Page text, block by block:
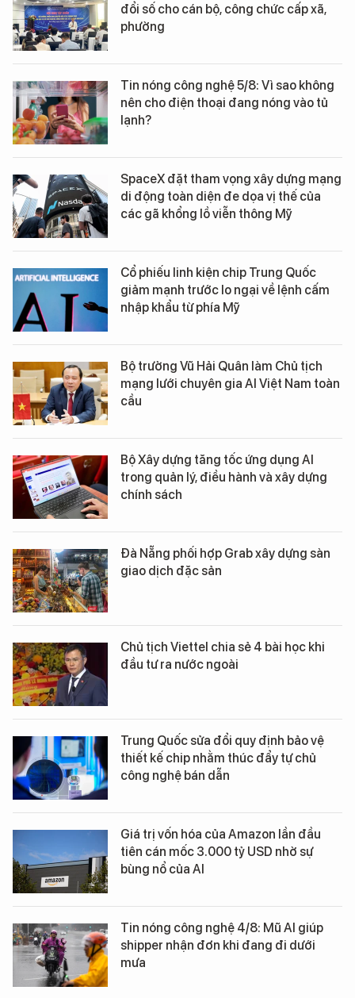
đổi số cho cán bộ, công chức cấp xã,
phường
Tin nóng công nghệ 5/8: Vì sao không
nên cho điện thoại đang nóng vào tủ
lạnh?
SpaceX đặt tham vọng xây dựng mạng
di động toàn diện đe dọa vị thế của
các gã khổng lồ viễn thông Mỹ
Cổ phiếu linh kiện chip Trung Quốc
giảm mạnh trước lo ngại về lệnh cấm
nhập khẩu từ phía Mỹ
Bộ trưởng Vũ Hải Quân làm Chủ tịch
mạng lưới chuyên gia AI Việt Nam toàn
cầu
Bộ Xây dựng tăng tốc ứng dụng AI
trong quản lý, điều hành và xây dựng
chính sách
Đà Nẵng phối hợp Grab xây dựng sàn
giao dịch đặc sản
Chủ tịch Viettel chia sẻ 4 bài học khi
đầu tư ra nước ngoài
Trung Quốc sửa đổi quy định bảo vệ
thiết kế chip nhằm thúc đẩy tự chủ
công nghệ bán dẫn
Giá trị vốn hóa của Amazon lần đầu
tiên cán mốc 3.000 tỷ USD nhờ sự
bùng nổ của AI
Tin nóng công nghệ 4/8: Mũ AI giúp
shipper nhận đơn khi đang đi dưới
mưa